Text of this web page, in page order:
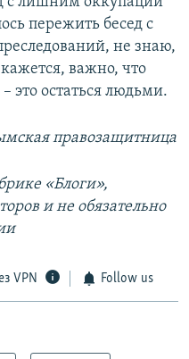
пережить бесед с
не знаю,
важно, что
это остаться людьми.
правозащитница
«Блоги»,
и не обязательно
VPN Follow us